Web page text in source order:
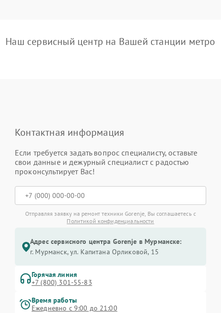
Наш сервисный центр на Вашей станции метро
Контактная информация
Если требуется задать вопрос специалисту, оставьте
свои данные и дежурный специалист с радостью
проконсультирует Вас!
Отправляя заявку на ремонт техники Gorenje, Вы соглашаетесь с
Политикой конфиденциальности
Адрес сервисного центра Gorenje в Мурманске:
г. Мурманск, ул. Капитана Орликовой, 15
Горячая линия
+7 (800) 301-55-83
Время работы
Ежедневно с 9:00 до 21:00